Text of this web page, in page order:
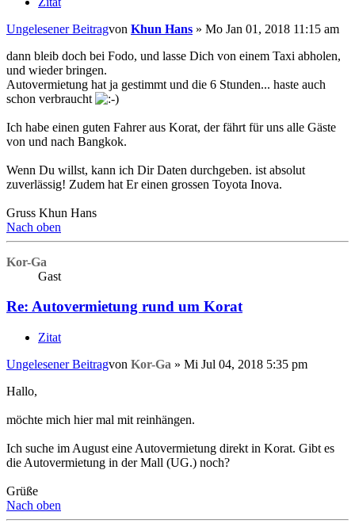
Ungelesener Beitragvon Khun Hans » Mo Jan 01, 2018 11:15 am
dann bleib doch bei Fodo, und lasse Dich von einem Taxi abholen,
und wieder bringen.
Autovermietung hat ja gestimmt und die 6 Stunden... haste auch
schon verbraucht
Ich habe einen guten Fahrer aus Korat, der fährt für uns alle Gäste
von und nach Bangkok.
Wenn Du willst, kann ich Dir Daten durchgeben. ist absolut
zuverlässig! Zudem hat Er einen grossen Toyota Inova.
Gruss Khun Hans
Nach oben
Kor-Ga
Gast
Re: Autovermietung rund um Korat
Zitat
Ungelesener Beitragvon Kor-Ga » Mi Jul 04, 2018 5:35 pm
Hallo,
möchte mich hier mal mit reinhängen.
Ich suche im August eine Autovermietung direkt in Korat. Gibt es
die Autovermietung in der Mall (UG.) noch?
Grüße
Nach oben